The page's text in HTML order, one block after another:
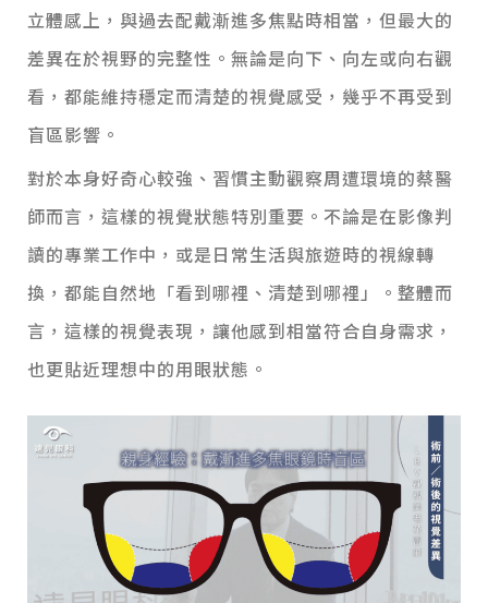
立體感上，與過去配戴漸進多焦點時相當，但最大的
差異在於視野的完整性。無論是向下、向左或向右觀
看，都能維持穩定而清楚的視覺感受，幾乎不再受到
盲區影響。
對於本身好奇心較強、習慣主動觀察周遭環境的蔡醫
師而言，這樣的視覺狀態特別重要。不論是在影像判
讀的專業工作中，或是日常生活與旅遊時的視線轉
換，都能自然地「看到哪裡、清楚到哪裡」。整體而
言，這樣的視覺表現，讓他感到相當符合自身需求，
也更貼近理想中的用眼狀態。